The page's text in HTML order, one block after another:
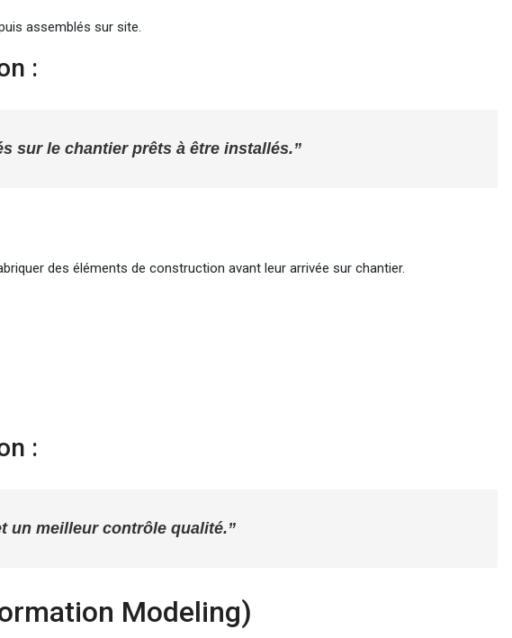
assemblés sur site.
:
sur le chantier prêts à être installés.”
des éléments de construction avant leur arrivée sur chantier.
:
un meilleur contrôle qualité.”
Modeling)